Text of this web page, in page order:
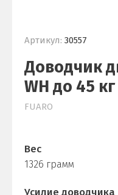
Артикул: 30557
Доводчик
WH до 45
FUARO
Вес
1326 грамм
Усилие доводчика